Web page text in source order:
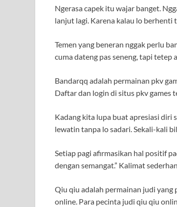
Ngerasa capek itu wajar banget.
lanjut lagi. Karena kalau lo berhenti
Temen yang beneran nggak perlu
cuma dateng pas seneng, tapi tetep
Bandarqq adalah permainan pkv
Daftar dan login di situs pkv games
Kadang kita lupa buat apresiasi diri
lewatin tanpa lo sadari. Sekali-kali
Setiap pagi afirmasikan hal positif
dengan semangat.” Kalimat
Qiu qiu adalah permainan judi
online. Para pecinta judi qiu qiu